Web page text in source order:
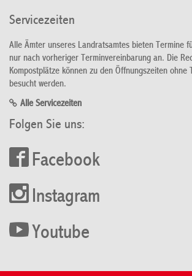
Servicezeiten
Alle Ämter unseres Landratsamtes bieten Termine
nur nach vorheriger Terminvereinbarung an. Die
Kompostplätze können zu den Öffnungszeiten ohne
besucht werden.
Alle Servicezeiten
Folgen Sie uns:
Facebook
Instagram
Youtube